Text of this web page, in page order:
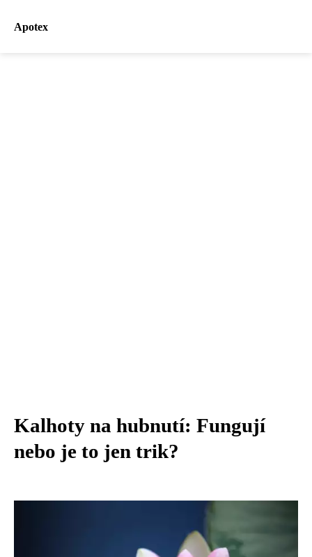
Apotex
Kalhoty na hubnutí: Fungují
nebo je to jen trik?